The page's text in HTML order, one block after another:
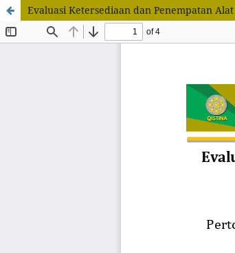
Evaluasi Ketersediaan dan Penempatan